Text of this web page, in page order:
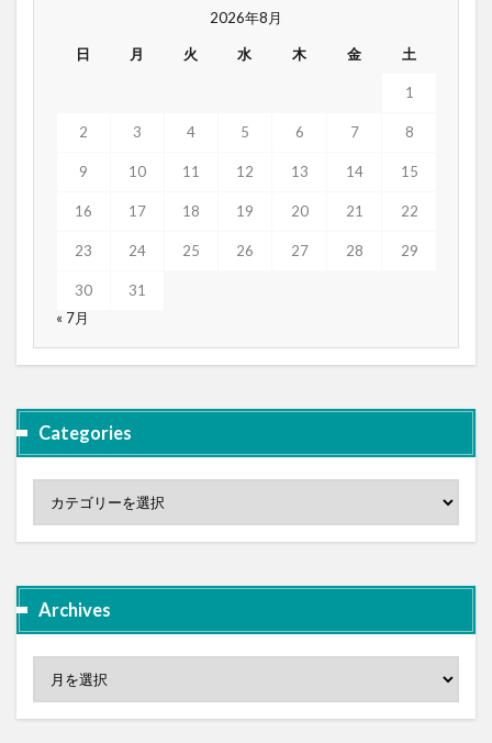
2026年8月
日 月 火 水 木 金 土
1
2 3 4 5 6 7 8
9 10 11 12 13 14 15
16 17 18 19 20 21 22
23 24 25 26 27 28 29
30
31
« 7月
Categories
Archives